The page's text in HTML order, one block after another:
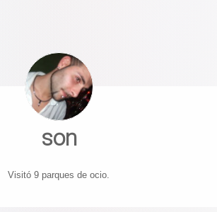
son
Visitó 9 parques de ocio.